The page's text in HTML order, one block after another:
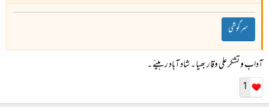
سرگوشی
آداب و تشکر علی وقار بھیا ۔ شاد آباد رہیئے ۔
1